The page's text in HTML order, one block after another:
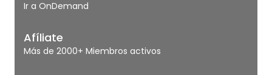
Ir a OnDemand
Afíliate
Más de 2000+ Miembros activos